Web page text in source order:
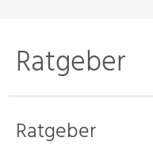
Ratgeber
Ratgeber